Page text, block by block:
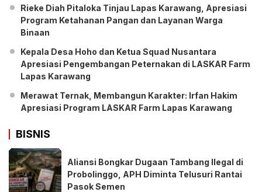
Rieke Diah Pitaloka Tinjau Lapas Karawang, Apresiasi
Program Ketahanan Pangan dan Layanan Warga
Binaan
Kepala Desa Hoho dan Ketua Squad Nusantara
Apresiasi Pengembangan Peternakan di LASKAR Farm
Lapas Karawang
Merawat Ternak, Membangun Karakter: Irfan Hakim
Apresiasi Program LASKAR Farm Lapas Karawang
BISNIS
Aliansi Bongkar Dugaan Tambang Ilegal di
Probolinggo, APH Diminta Telusuri Rantai
Pasok Semen